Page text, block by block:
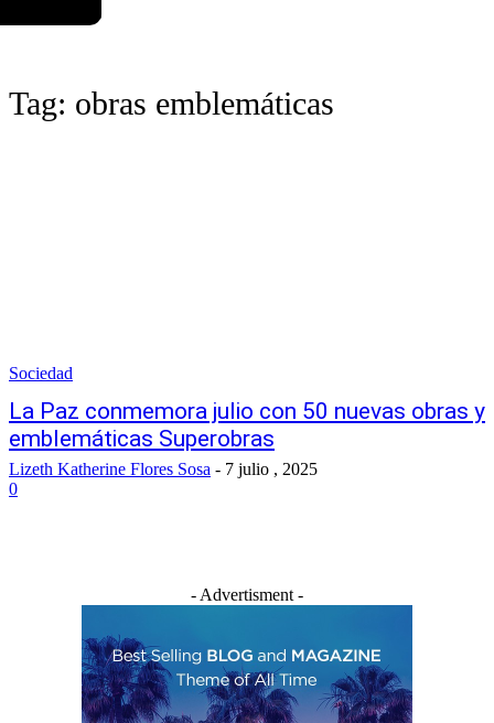
Tag: obras emblemáticas
Sociedad
La Paz conmemora julio con 50 nuevas obras y
emblemáticas Superobras
Lizeth Katherine Flores Sosa - 7 julio , 2025
0
- Advertisment -